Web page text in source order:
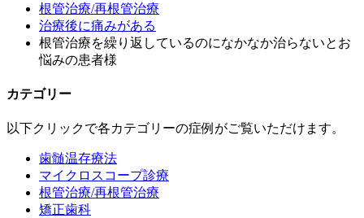
根管治療/再根管治療
治療後に痛みがある
根管治療を繰り返しているのになかなか治らないとお
悩みの患者様
カテゴリー
以下クリックで各カテゴリーの症例がご覧いただけます。
歯髄温存療法
マイクロスコープ診療
根管治療/再根管治療
矯正歯科